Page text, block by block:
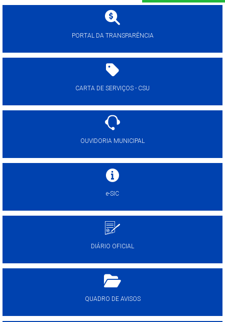
PORTAL DA TRANSPARÊNCIA
CARTA DE SERVIÇOS - CSU
OUVIDORIA MUNICIPAL
e-SIC
DIÁRIO OFICIAL
QUADRO DE AVISOS